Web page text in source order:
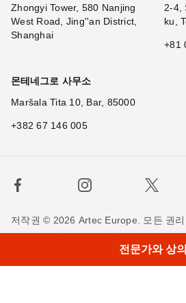
Zhongyi Tower, 580 Nanjing
West Road, Jing''an District,
Shanghai
2-4,
ku,
+81
몬테네그로 사무소
Maršala Tita 10, Bar, 85000
+382 67 146 005
저작권 © 2026 Artec Europe. 모든 권리
전문가와 상의